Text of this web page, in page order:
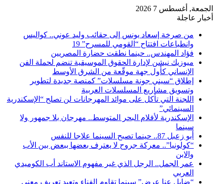
الجمعة, أغسطس 7 2026
أخبار عاجلة
من صرخة إسعاد يونس إلى حقائب وليد عوني.. كواليس
وانطباعات افتتاح “القومي للمسرح” 19
فؤاد المهندس.. حينما نطقت حضارة المصريين
ميوزيك نيشن لإدارة الحقوق الموسيقية تنضم لحملة الفن
الإنساني كأول جهة موقّعة من الشرق الأوسط
إطلاق “سيني جونة مسلسلات” كمنصة جديدة لتطوير
وتسويق مشاريع المسلسلات العربية
اللجنة التي تأكل على موائد المهرجانات لن تصلح “الإسكندرية
السينمائي”
الإسكندرية لأفلام البحر المتوسط.. مهرجان بلا جمهور ولا
سينما
أبو زعبل 87.. حينما تصبح السينما علاجا للنفس
“كولونيا”.. معركة جروح لا يعترف بعضها ببعض بين الأب
والابن
عمر الجمل.. الرجل الذي غير مفهوم الاستاند أب الكوميدي
العربي
“ضايل عنا عرض” سينما تقاوم الفناء وتعيد تعريف معنى